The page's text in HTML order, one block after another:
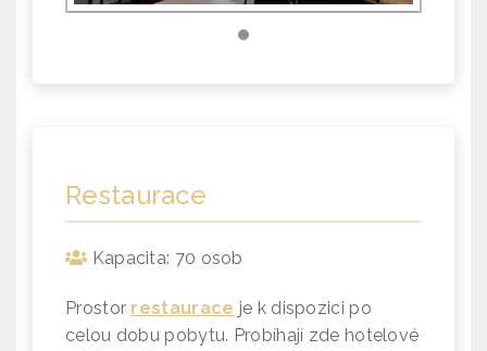
Restaurace
Kapacita: 70 osob
Prostor restaurace je k dispozici po
celou dobu pobytu. Probíhají zde hotelové